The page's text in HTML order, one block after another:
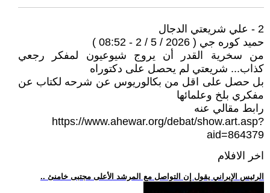
2 - علي شريعتي الدجال
حميد كوره جي ( 2026 / 5 / 2 - 08:52 )
من سخرية القدر أن يروج شيوعيون لمفكر رجعي
كذاب... شريعتي لم يحصل على دكتوراه
بل حصل على اقل من بكالوريوس عن شرحه لكتاب عن
مفكري بلخ وعلمائها
رابط مقالي عنه
https://www.ahewar.org/debat/show.art.asp?
aid=864379
اخر الافلام
.. الرئيس الإيراني يقول إن التواصل مع المرشد الأعلى مجتبى خامنئ